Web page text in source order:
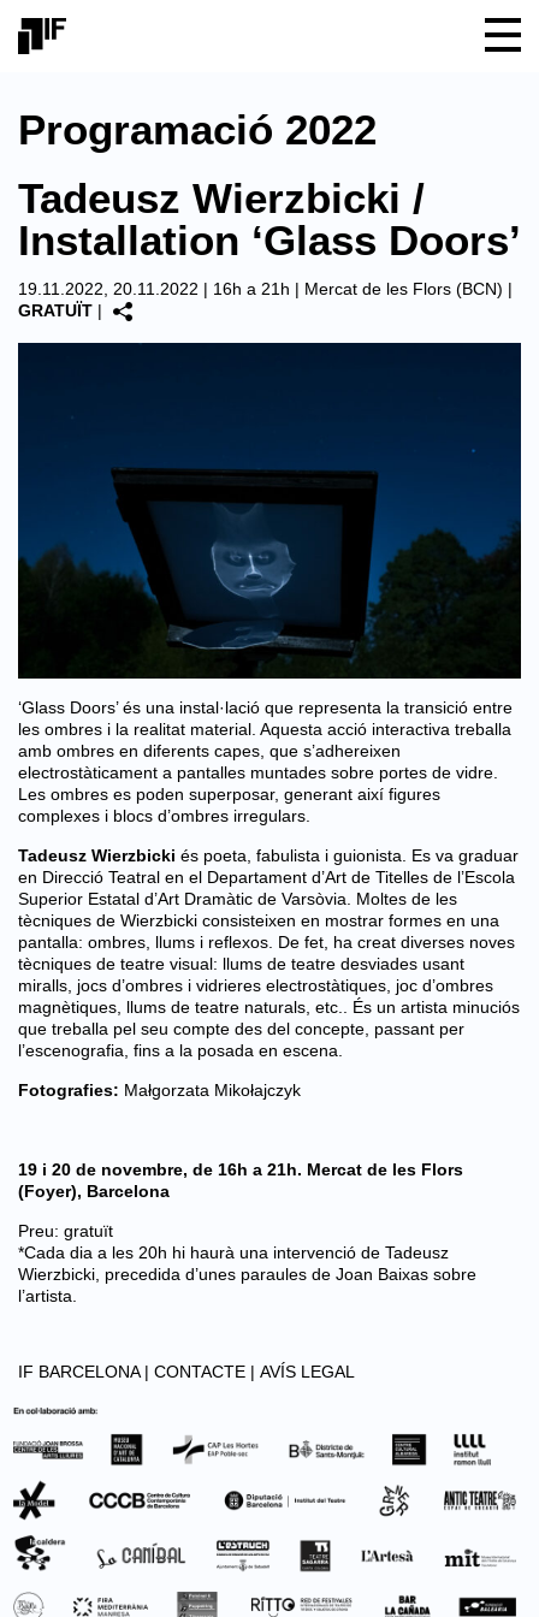
Programació 2022
Tadeusz Wierzbicki /
Installation ‘Glass Doors’
19.11.2022, 20.11.2022 | 16h a 21h | Mercat de les Flors (BCN) |
GRATUÏT |
‘Glass Doors’és una instal·lació que representa la transició entre
les ombres i la realitat material. Aquesta acció interactiva treballa
amb ombres en diferents capes, que s’adhereixen
electrostàticament a pantalles muntades sobre portes de vidre.
Les ombres es poden superposar, generant així figures
complexes i blocs d’ombres irregulars.
Tadeusz Wierzbicki és poeta, fabulista i guionista. Es va graduar
en Direcció Teatral en el Departament d’Art de Titelles de l’Escola
Superior Estatal d’Art Dramàtic de Varsòvia. Moltes de les
tècniques de Wierzbicki consisteixen en mostrar formes en una
pantalla: ombres, llums i reflexos. De fet, ha creat diverses noves
tècniques de teatre visual: llums de teatre desviades usant
miralls, jocs d’ombres i vidrieres electrostàtiques, joc d’ombres
magnètiques, llums de teatre naturals, etc.. És un artista minuciós
que treballa pel seu compte des del concepte, passant per
l’escenografia, fins a la posada en escena.
Fotografies: Małgorzata Mikołajczyk
19 i 20 de novembre, de 16h a 21h. Mercat de les Flors
(Foyer), Barcelona
Preu: gratuït
*Cada dia a les 20h hi haurà una intervenció de Tadeusz
Wierzbicki, precedida d’unes paraules de Joan Baixas sobre
l’artista.
IF BARCELONA | CONTACTE | AVÍS LEGAL